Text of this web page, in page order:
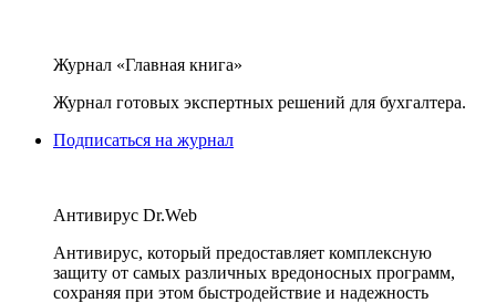
Журнал «Главная книга»
Журнал готовых экспертных решений для бухгалтера.
Подписаться на журнал
Антивирус Dr.Web
Антивирус, который предоставляет комплексную
защиту от самых различных вредоносных программ,
сохраняя при этом быстродействие и надежность